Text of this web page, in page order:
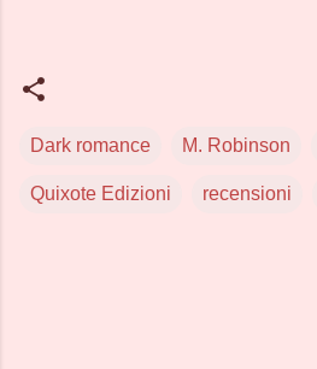
Dark romance M. Robinson
Quixote Edizioni recensioni